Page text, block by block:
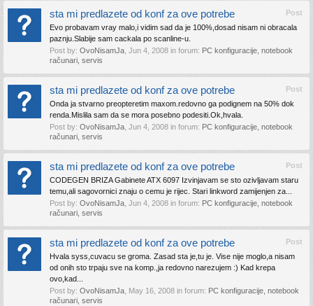
Post
sta mi predlazete od konf za ove potrebe
Evo probavam vray malo,i vidim sad da je 100%,dosad nisam ni obracala
paznju.Slabije sam cackala po scanline-u.
Post by: OvoNisamJa Jun 4, 2008 in forum: PC konfiguracije, notebook
računari, servis
Post
sta mi predlazete od konf za ove potrebe
Onda ja stvarno preopteretim maxom.redovno ga podignem na 50% dok
renda.Mislila sam da se mora posebno podesiti.Ok,hvala.
Post by: OvoNisamJa Jun 4, 2008 in forum: PC konfiguracije, notebook
računari, servis
Post
sta mi predlazete od konf za ove potrebe
CODEGEN BRIZA Gabinete ATX 6097 Izvinjavam se sto ozivljavam staru
temu,ali sagovornici znaju o cemu je rijec. Stari linkword zamijenjen za...
Post by: OvoNisamJa Jun 4, 2008 in forum: PC konfiguracije, notebook
računari, servis
Post
sta mi predlazete od konf za ove potrebe
Hvala syss,cuvacu se groma. Zasad sta je,tu je. Vise nije moglo,a nisam
od onih sto trpaju sve na komp.,ja redovno narezujem :) Kad krepa
ovo,kad...
Post by: OvoNisamJa May 16, 2008 in forum: PC konfiguracije, notebook
računari, servis